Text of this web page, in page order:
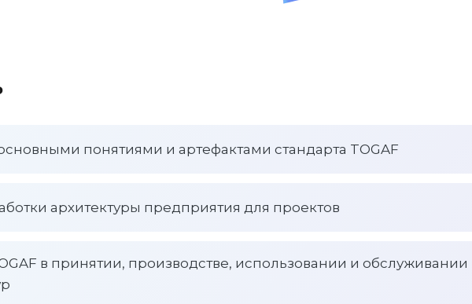
понятиями и артефактами стандарта TOGAF
архитектуры предприятия для проектов
в принятии, производстве, использовании и обслуживании